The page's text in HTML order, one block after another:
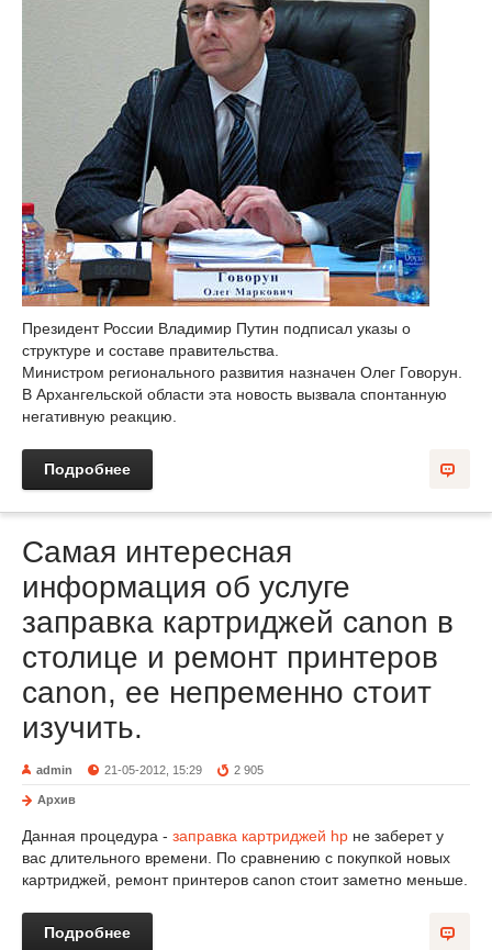
Президент России Владимир Путин подписал указы о
структуре и составе правительства.
Министром регионального развития назначен Олег Говорун.
В Архангельской области эта новость вызвала спонтанную
негативную реакцию.
Подробнее
Самая интересная
информация об услуге
заправка картриджей canon в
столице и ремонт принтеров
canon, ее непременно стоит
изучить.
admin 21-05-2012, 15:29 2 905
Архив
Данная процедура - заправка картриджей hp не заберет у
вас длительного времени. По сравнению с покупкой новых
картриджей, ремонт принтеров canon стоит заметно меньше.
Подробнее